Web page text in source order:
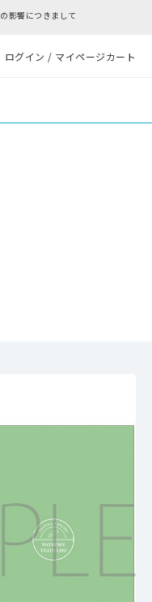
影響につきまして
ログイン / マイページカート